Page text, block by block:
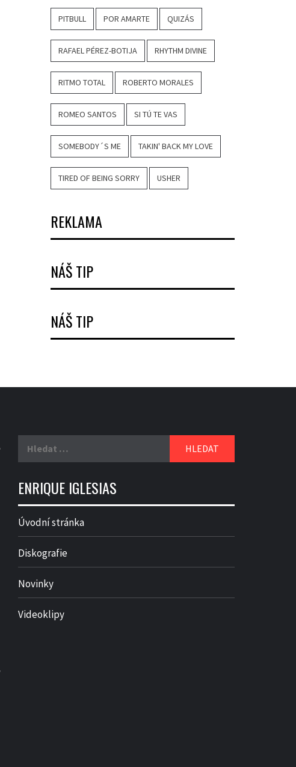
PITBULL POR AMARTE QUIZÁS
RAFAEL PÉREZ-BOTIJA RHYTHM DIVINE
RITMO TOTAL ROBERTO MORALES
ROMEO SANTOS SI TÚ TE VAS
SOMEBODY´S ME TAKIN' BACK MY LOVE
TIRED OF BEING SORRY USHER
REKLAMA
NÁŠ TIP
NÁŠ TIP
ENRIQUE IGLESIAS
Úvodní stránka
Diskografie
Novinky
Videoklipy